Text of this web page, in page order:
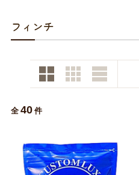
日用品（デイリー）
トリマーグッズ
お問い合わせ
フィンチ
全 40 件